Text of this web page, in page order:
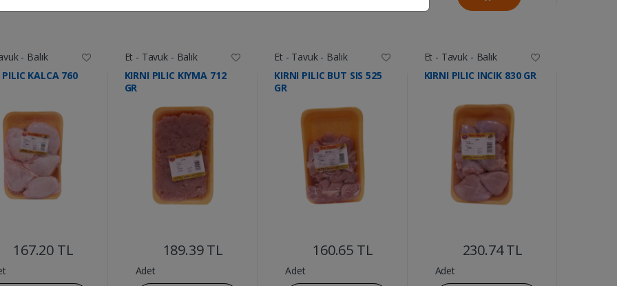
- Balık
PILIC KALCA 760
167.20 TL
Et - Tavuk - Balık
KIRNI PILIC KIYMA 712
GR
189.39 TL
Adet
Et - Tavuk - Balık
KIRNI PILIC BUT SIS 525
GR
160.65 TL
Adet
Et - Tavuk - Balık
KIRNI PILIC INCIK 830 GR
230.74 TL
Adet